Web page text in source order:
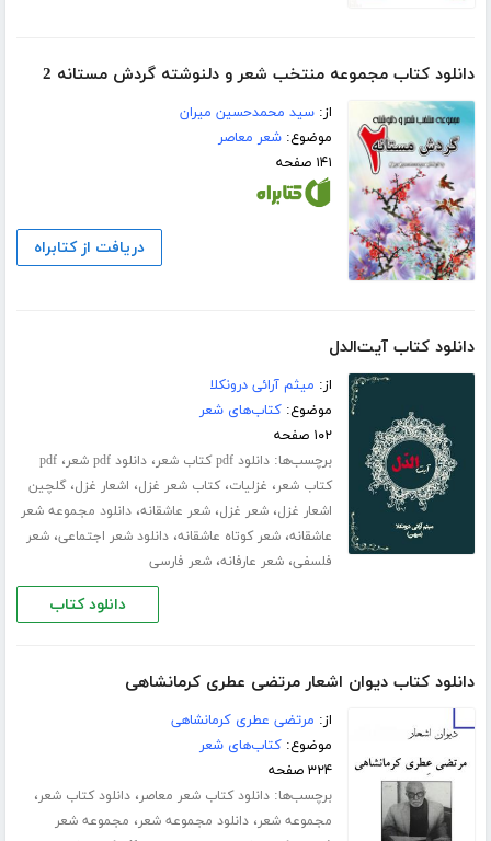
دانلود کتاب مجموعه منتخب شعر و دلنوشته گردش مستانه 2
از:سید محمدحسین میران
موضوع:شعر معاصر
۱۴۱ صفحه
دریافت از کتابراه
دانلود کتاب آیت‌الدل
از: میثم آرائی درونکلا
موضوع:کتاب‌های شعر
۱۰۲ صفحه
برچسب‌ها:دانلود pdf کتاب شعر ،دانلود pdf شعر ،pdf
کتاب شعر، غزلیات،کتاب شعر غزل، اشعار غزل،گلچین
اشعار غزل،شعر غزل،شعر عاشقانه،دانلود مجموعه شعر
عاشقانه،شعر کوتاه عاشقانه،دانلود شعر اجتماعی،شعر
فلسفی،شعر عارفانه،شعر فارسی
دانلود کتاب
دانلود کتاب دیوان اشعار مرتضی عطری کرمانشاهی
از: مرتضی عطری کرمانشاهی
موضوع:کتاب‌های شعر
۳۲۴ صفحه
برچسب‌ها:دانلود کتاب شعر معاصر،دانلود کتاب شعر،
مجموعه شعر،دانلود مجموعه شعر، مجموعه شعر